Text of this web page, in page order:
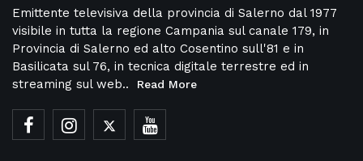
Emittente televisiva della provincia di Salerno dal 1977
visibile in tutta la regione Campania sul canale 179, in
Provincia di Salerno ed alto Cosentino sull'81 e in
Basilicata sul 76, in tecnica digitale terrestre ed in
streaming sul web..
Read More